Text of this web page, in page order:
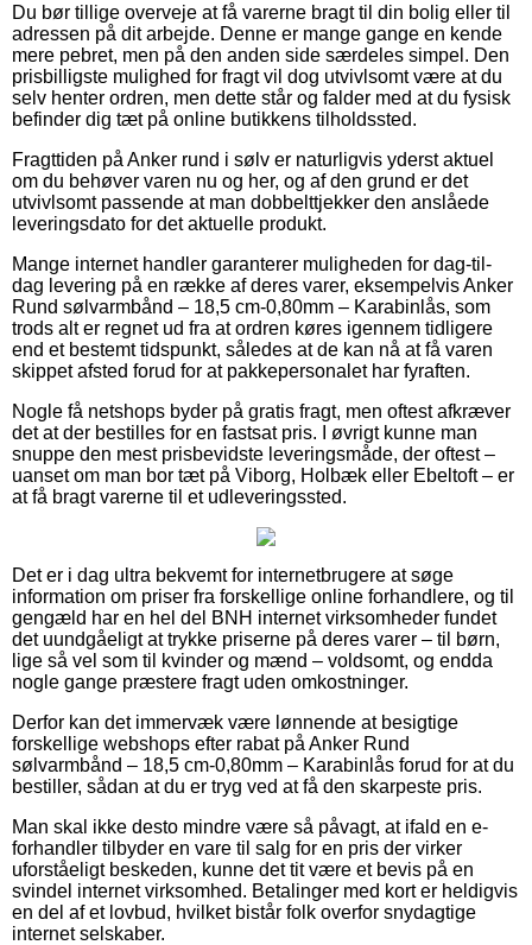
Du bør tillige overveje at få varerne bragt til din bolig eller til
adressen på dit arbejde. Denne er mange gange en kende
mere pebret, men på den anden side særdeles simpel. Den
prisbilligste mulighed for fragt vil dog utvivlsomt være at du
selv henter ordren, men dette står og falder med at du fysisk
befinder dig tæt på online butikkens tilholdssted.
Fragttiden på Anker rund i sølv er naturligvis yderst aktuel
om du behøver varen nu og her, og af den grund er det
utvivlsomt passende at man dobbelttjekker den anslåede
leveringsdato for det aktuelle produkt.
Mange internet handler garanterer muligheden for dag-til-
dag levering på en række af deres varer, eksempelvis Anker
Rund sølvarmbånd – 18,5 cm-0,80mm – Karabinlås, som
trods alt er regnet ud fra at ordren køres igennem tidligere
end et bestemt tidspunkt, således at de kan nå at få varen
skippet afsted forud for at pakkepersonalet har fyraften.
Nogle få netshops byder på gratis fragt, men oftest afkræver
det at der bestilles for en fastsat pris. I øvrigt kunne man
snuppe den mest prisbevidste leveringsmåde, der oftest –
uanset om man bor tæt på Viborg, Holbæk eller Ebeltoft – er
at få bragt varerne til et udleveringssted.
Det er i dag ultra bekvemt for internetbrugere at søge
information om priser fra forskellige online forhandlere, og til
gengæld har en hel del BNH internet virksomheder fundet
det uundgåeligt at trykke priserne på deres varer – til børn,
lige så vel som til kvinder og mænd – voldsomt, og endda
nogle gange præstere fragt uden omkostninger.
Derfor kan det immervæk være lønnende at besigtige
forskellige webshops efter rabat på Anker Rund
sølvarmbånd – 18,5 cm-0,80mm – Karabinlås forud for at du
bestiller, sådan at du er tryg ved at få den skarpeste pris.
Man skal ikke desto mindre være så påvagt, at ifald en e-
forhandler tilbyder en vare til salg for en pris der virker
uforståeligt beskeden, kunne det tit være et bevis på en
svindel internet virksomhed. Betalinger med kort er heldigvis
en del af et lovbud, hvilket bistår folk overfor snydagtige
internet selskaber.